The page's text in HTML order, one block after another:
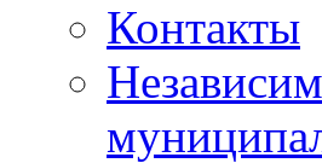
Контакты